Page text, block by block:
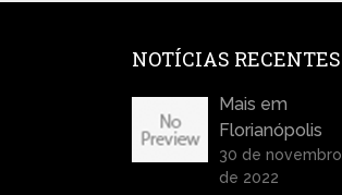
NOTÍCIAS RECENTES
Mais em
Florianópolis
30 de novembro
de 2022